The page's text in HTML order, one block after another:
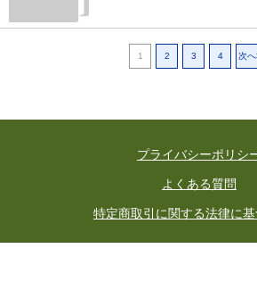
1 2 3 4 次
プライバシーポリシ
よくある質問
特定商取引に関する法律に